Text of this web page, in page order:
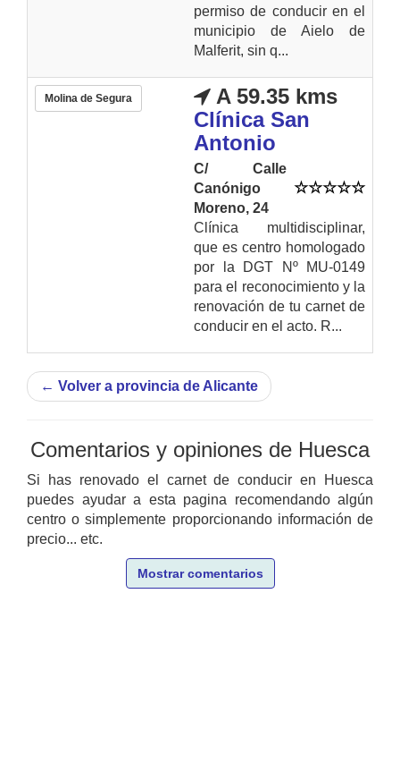
permiso de conducir en el
municipio de Aielo de
Malferit, sin q...
Molina de Segura
A 59.35 kms
Clínica San
Antonio
C/ Calle
Canónigo
Moreno, 24
Clínica multidisciplinar,
que es centro homologado
por la DGT Nº MU-0149
para el reconocimiento y la
renovación de tu carnet de
conducir en el acto. R...
← Volver a provincia de Alicante
Comentarios y opiniones de Huesca
Si has renovado el carnet de conducir en Huesca
puedes ayudar a esta pagina recomendando algún
centro o simplemente proporcionando información de
precio... etc.
Mostrar comentarios